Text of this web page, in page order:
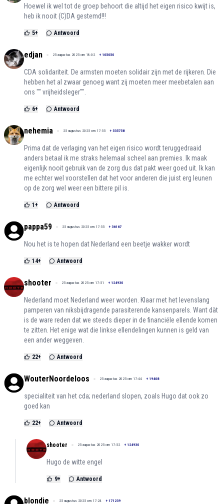
Hoewel ik wel tot de groep behoort die altijd het eigen risico kwijt is,
heb ik nooit (C)DA gestemd!!!
5+ Antwoord
edjan 25 augustus 2025 om 18:02 + 105050
CDA solidariteit. De armsten moeten solidair zijn met de rijkeren. Die
hebben het al zwaar genoeg want zij moeten meer meebetalen aan
ons "" vrijheidsleger"".
6+ Antwoord
nehemia 25 augustus 2025 om 17:55 + 535758
Prima dat de verlaging van het eigen risico wordt teruggedraaid
anders betaal ik me straks helemaal scheel aan premies. Ik maak
eigenlijk nooit gebruik van de zorg dus dat pakt weer goed uit. Ik kan
me echter wel voorstellen dat het voor anderen die juist erg leunen
op de zorg wel weer een bittere pil is.
1+ Antwoord
pappa59 25 augustus 2025 om 17:55 + 36167
Nou het is te hopen dat Nederland een beetje wakker wordt
14+ Antwoord
shooter 25 augustus 2025 om 17:51 + 124930
Nederland moet Nederland weer worden. Klaar met het levenslang
pamperen van niksbijdragende parasiterende kansenparels. Want dàt
is de ware reden dat we steeds dieper in de financiële ellende komen
te zitten. Het enige wat die linkse ellendelingen kunnen is geld van
een ander weggeven.
22+ Antwoord
WouterNoordeloos 25 augustus 2025 om 17:44 + 19408
specialiteit van het cda; nederland slopen, zoals Hugo dat ook zo
goed kan
22+ Antwoord
shooter 25 augustus 2025 om 17:52 + 124930
Hugo de witte engel
9+ Antwoord
blondie 25 augustus 2025 om 17:24 + 171239